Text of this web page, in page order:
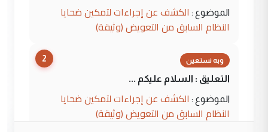
الموضوع : الكشف عن إجراءات لتمكين ضحايا
النظام السابق من التعويض (وثيقة)
2 وبه نستعين
التعليق : السلام عليكم ...
الموضوع : الكشف عن إجراءات لتمكين ضحايا
النظام السابق من التعويض (وثيقة)